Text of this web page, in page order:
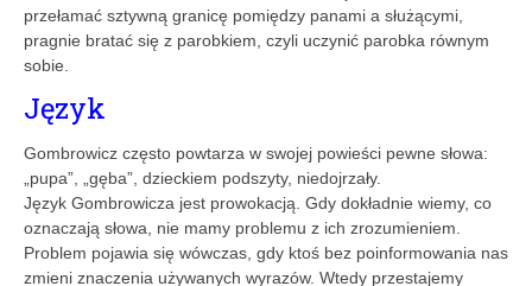
przełamać sztywną granicę pomiędzy panami a służącymi,
pragnie bratać się z parobkiem, czyli uczynić parobka równym
sobie.
Język
Gombrowicz często powtarza w swojej powieści pewne słowa:
„pupa”, „gęba”, dzieckiem podszyty, niedojrzały.
Język Gombrowicza jest prowokacją. Gdy dokładnie wiemy, co
oznaczają słowa, nie mamy problemu z ich zrozumieniem.
Problem pojawia się wówczas, gdy ktoś bez poinformowania nas
zmieni znaczenia używanych wyrazów. Wtedy przestajemy